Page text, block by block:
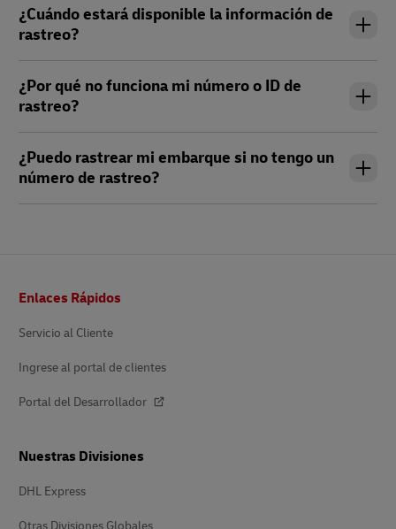
¿Cuándo estará disponible la información de
rastreo?
¿Por qué no funciona mi número o ID de
rastreo?
¿Puedo rastrear mi embarque si no tengo un
número de rastreo?
de
Enlaces Rápidos
Servicio al Cliente
Ingrese al portal de clientes
Portal del Desarrollador
Nuestras Divisiones
DHL Express
Otras Divisiones Globales